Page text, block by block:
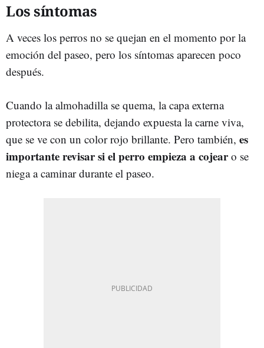
Los síntomas
A veces los perros no se quejan en el momento por la
emoción del paseo, pero los síntomas aparecen poco
después.
Cuando la almohadilla se quema, la capa externa
protectora se debilita, dejando expuesta la carne viva,
que se ve con un color rojo brillante. Pero también, es
importante revisar si el perro empieza a cojearo se
niega a caminar durante el paseo.